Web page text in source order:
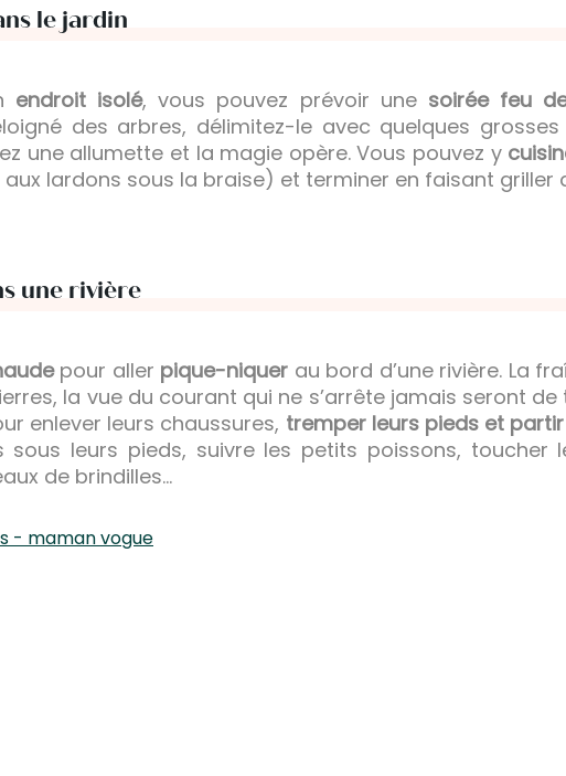
le jardin
endroit isolé, vous pouvez prévoir une soirée feu
des arbres, délimitez-le avec quelques
une allumette et la magie opère. Vous pouvez y
lardons sous la braise) et terminer en faisant griller
une rivière
pour aller pique-niquer au bord d’une rivière. La
la vue du courant qui ne s’arrête jamais seront
enlever leurs chaussures, tremper leurs pieds et
sous leurs pieds, suivre les petits poissons, toucher
de brindilles…